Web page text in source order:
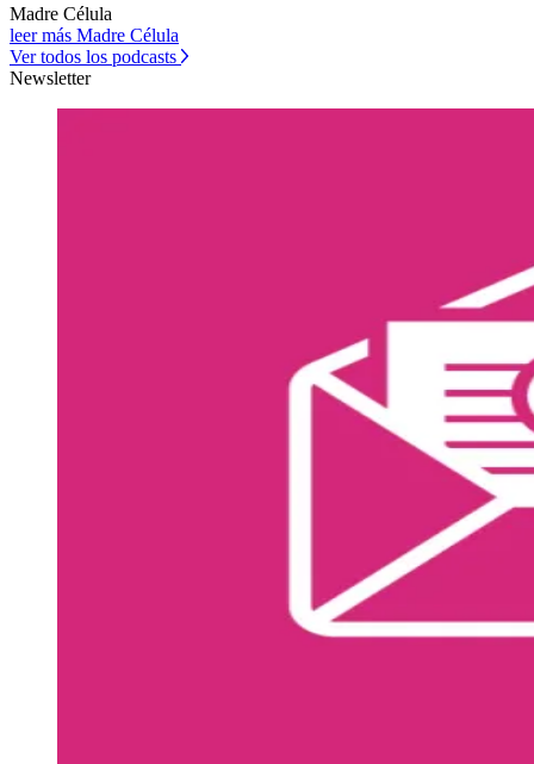
Madre Célula
leer más Madre Célula
Ver todos los podcasts
Newsletter